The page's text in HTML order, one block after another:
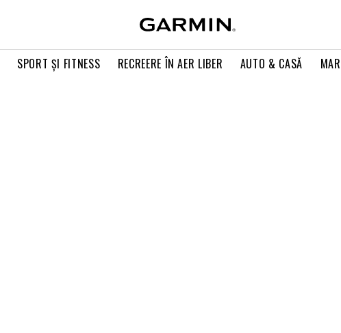
SPORT ŞI FITNESS RECREERE ÎN AER LIBER AUTO & CASĂ